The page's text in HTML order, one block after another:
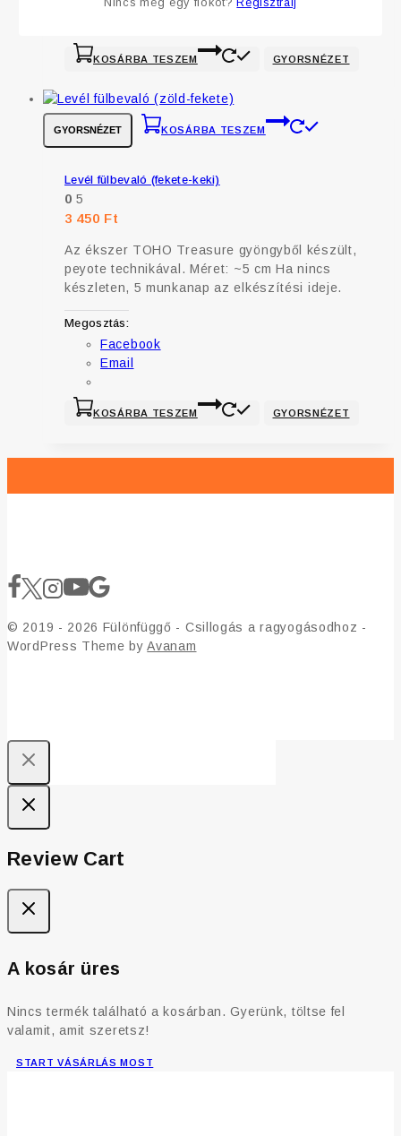
Email
KOSÁRBA TESZEM GYORSNÉZET
GYORSNÉZET KOSÁRBA TESZEM
Levél fülbevaló (fekete-keki)
0 5
3 450 Ft
Az ékszer TOHO Treasure gyöngyből készült,
peyote technikával. Méret: ~5 cm Ha nincs
készleten, 5 munkanap az elkészítési ideje.
Megosztás:
Facebook
Email
KOSÁRBA TESZEM GYORSNÉZET
© 2019 - 2026 Fülönfüggő - Csillogás a ragyogásodhoz -
WordPress Theme byAvanam
Nincs még egy fiókot? Regisztrálj
Review Cart
A kosár üres
Nincs termék található a kosárban. Gyerünk, töltse fel
valamit, amit szeretsz!
START VÁSÁRLÁS MOST